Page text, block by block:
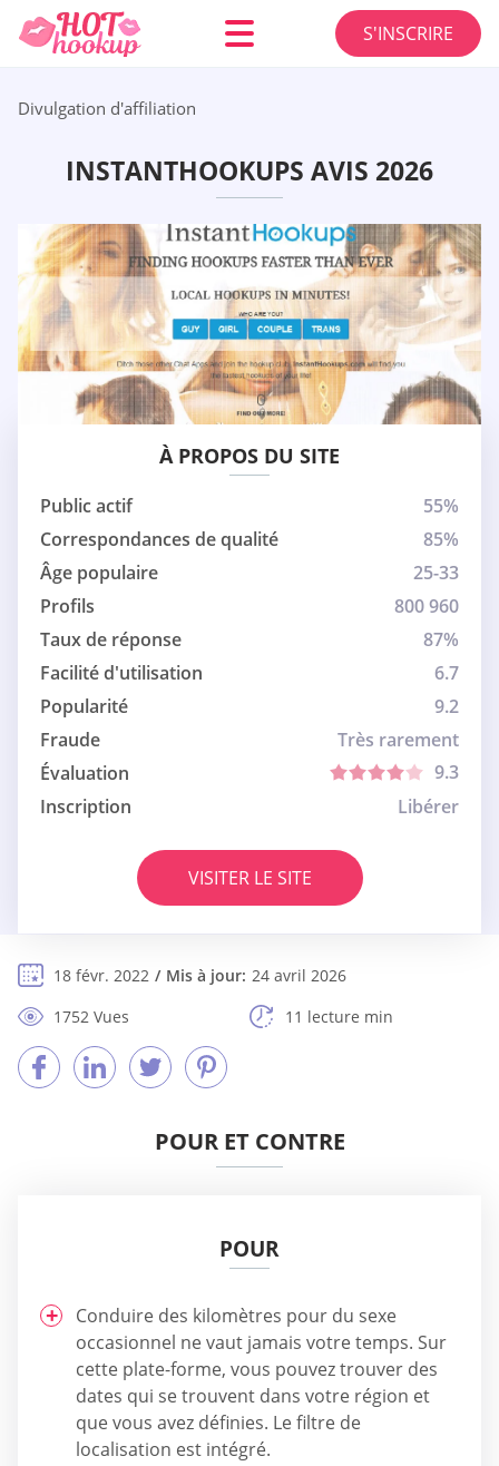
S'INSCRIRE
Divulgation d'affiliation
INSTANTHOOKUPS AVIS 2026
À PROPOS DU SITE
Public actif
55%
Correspondances de qualité
85%
Âge populaire
25-33
Profils
800 960
Taux de réponse
87%
Facilité d'utilisation
6.7
Popularité
9.2
Fraude
Très rarement
Évaluation
9.3
Inscription
Libérer
VISITER LE SITE
18 févr. 2022 Mis à jour: 24 avril 2026
1752 Vues
11 lecture min
POUR ET CONTRE
POUR
Conduire des kilomètres pour du sexe
occasionnel ne vaut jamais votre temps. Sur
cette plate-forme, vous pouvez trouver des
dates qui se trouvent dans votre région et
que vous avez définies. Le filtre de
localisation est intégré.